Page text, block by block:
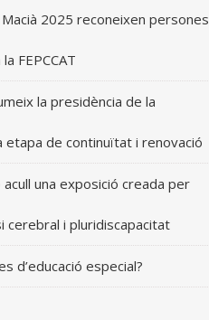
2025 reconeixen persones
FEPCCAT
la presidència de la
etapa de continuïtat i renovació
acull una exposició creada per
cerebral i pluridiscapacitat
d’educació especial?